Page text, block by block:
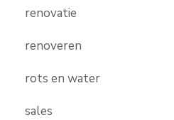
renovatie
renoveren
rots en water
sales